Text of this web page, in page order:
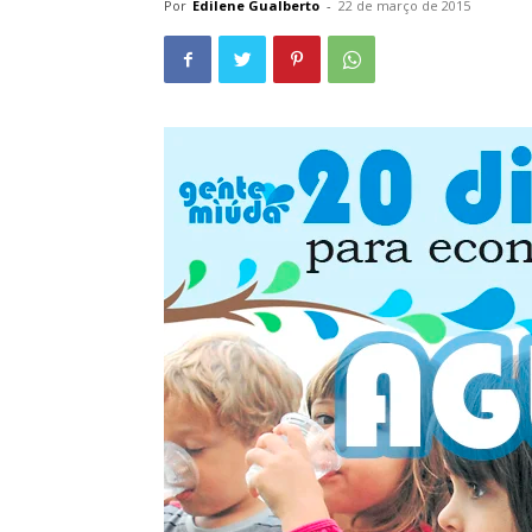
Por Edilene Gualberto - 22 de março de 2015